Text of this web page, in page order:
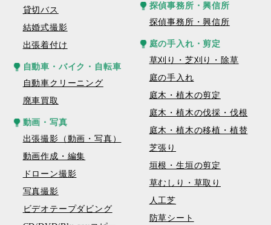
貸切バス
結婚式撮影
出張着付け
自動車・バイク・自転車
自動車クリーニング
廃車買取
動画・写真
出張撮影（動画・写真）
動画作成・編集
ドローン撮影
写真撮影
ビデオテープダビング
探偵事務所・興信所
探偵事務所・興信所
庭の手入れ・剪定
草刈り・芝刈り・除草
庭の手入れ
庭木・植木の剪定
庭木・植木の伐採・伐根
庭木・植木の移植・植替
芝張り
垣根・生垣の剪定
草むしり・草取り
人工芝
防草シート